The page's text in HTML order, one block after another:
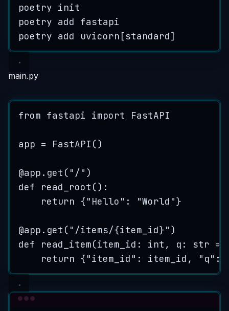
poetry init
poetry add
fastapi
poetry add uvicorn[standard]
main.py
from fastapi import FastAPI
app = FastAPI ()
@app . get ( " /" )
def
read_root () :
return { " Hello " : "World "}
@app . get ( " /items/{item_id}" )
def
read_item(item_id : int , q : str =
return { "item_id " : item_id, " q" :